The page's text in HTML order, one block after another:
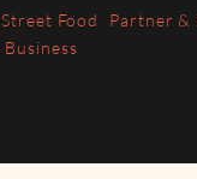
Food Partner &